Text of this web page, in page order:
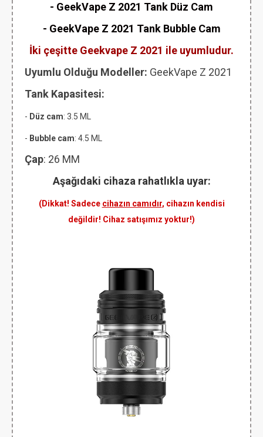
- GeekVape Z 2021 Tank Düz Cam
- GeekVape Z 2021 Tank Bubble Cam
İki çeşitte Geekvape Z 2021 ile uyumludur.
Uyumlu Olduğu Modeller: GeekVape Z 2021
Tank Kapasitesi:
- Düz cam: 3.5 ML
- Bubble cam: 4.5 ML
Çap: 26 MM
Aşağıdaki cihaza rahatlıkla uyar:
(Dikkat! Sadece cihazın camıdır, cihazın kendisi
değildir! Cihaz satışımız yoktur!)